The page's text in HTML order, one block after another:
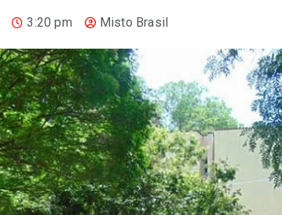
3:20 pm Misto Brasil